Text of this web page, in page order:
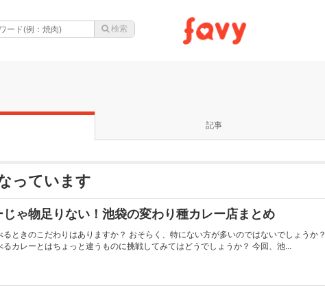
記事
っています
ゃ物足りない！池袋の変わり種カレー店まとめ
ときのこだわりはありますか？ おそらく、特にない方が多いのではないでしょうか？
カレーとはちょっと違うものに挑戦してみてはどうでしょうか？ 今回、池...